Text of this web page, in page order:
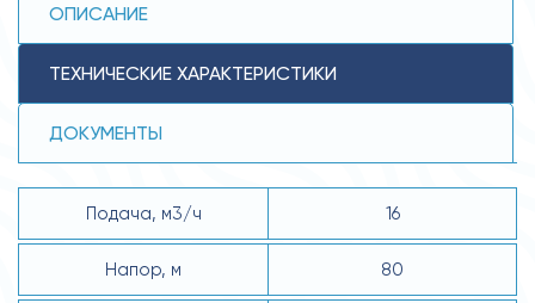
ОПИСАНИЕ
ТЕХНИЧЕСКИЕ ХАРАКТЕРИСТИКИ
ДОКУМЕНТЫ
Подача, м3/ч 16
Напор, м 80